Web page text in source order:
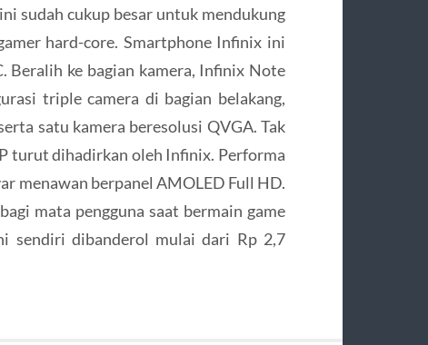
sudah cukup besar untuk mendukung
hard-core. Smartphone Infinix ini
Beralih ke bagian kamera, Infinix Note
triple camera di bagian belakang,
satu kamera beresolusi QVGA. Tak
turut dihadirkan oleh Infinix. Performa
menawan berpanel AMOLED Full HD.
mata pengguna saat bermain game
sendiri dibanderol mulai dari Rp 2,7